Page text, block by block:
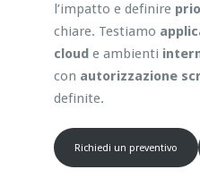
l’impatto e definire
chiare. Testiamo
cloude ambienti
con autorizzazione
definite.
Richiedi un preventivo